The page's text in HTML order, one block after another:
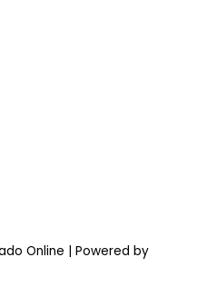
Online | Powered by